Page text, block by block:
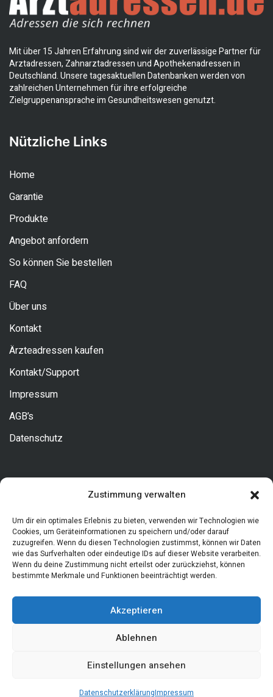
Zustimmung verwalten
Um dir ein optimales Erlebnis zu bieten, verwenden wir Technologien wie
Cookies, um Geräteinformationen zu speichern und/oder darauf
zuzugreifen. Wenn du diesen Technologien zustimmst, können wir Daten
wie das Surfverhalten oder eindeutige IDs auf dieser Website verarbeiten.
Wenn du deine Zustimmung nicht erteilst oder zurückziehst, können
bestimmte Merkmale und Funktionen beeinträchtigt werden.
Akzeptieren
Ablehnen
Einstellungen ansehen
DatenschutzerklärungImpressum
Mit über 15 Jahren Erfahrung sind wir der zuverlässige Partner für
Arztadressen, Zahnarztadressen und Apothekenadressen in
Deutschland. Unsere tagesaktuellen Datenbanken werden von
zahlreichen Unternehmen für ihre erfolgreiche
Zielgruppenansprache im Gesundheitswesen genutzt.
Nützliche Links
Home
Garantie
Produkte
Angebot anfordern
So können Sie bestellen
FAQ
Über uns
Kontakt
Ärzteadressen kaufen
Kontakt/Support
Impressum
AGB’s
Datenschutz
Allgemeine Fragen
Tel. 0631/34373180
info@arztadressen.de
Copyright © 2026Arztadressen, Alle Rechte vorbehalten.